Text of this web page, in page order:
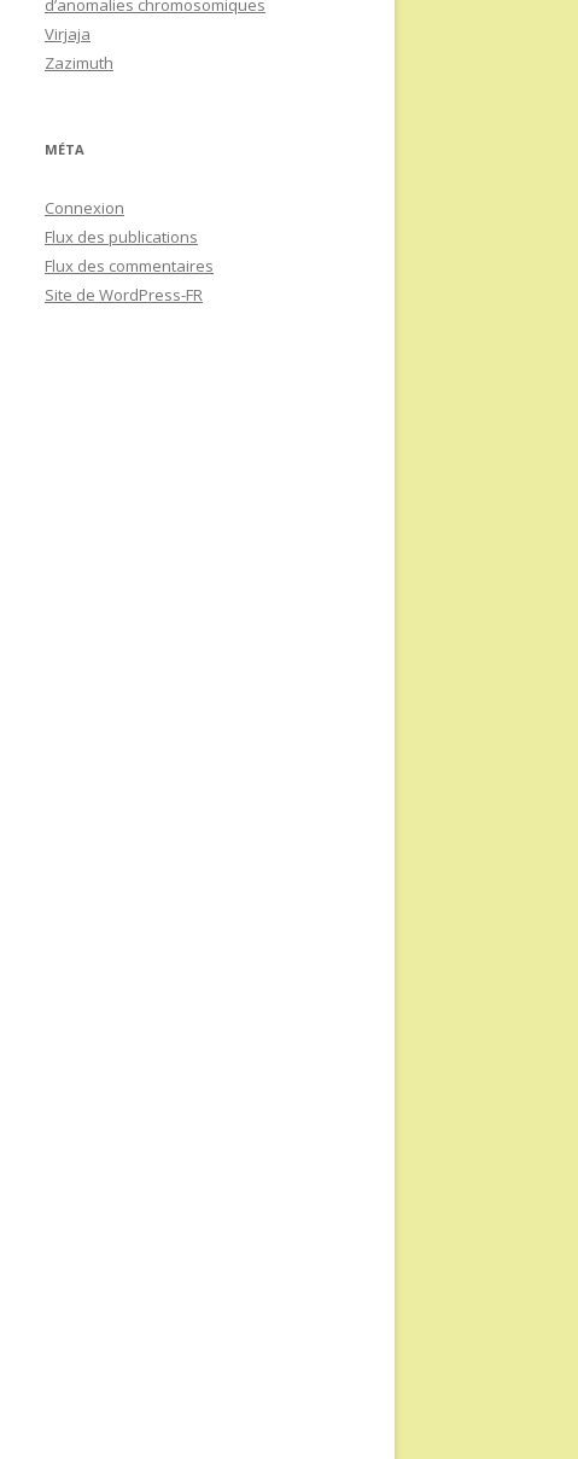
d’anomalies chromosomiques
Virjaja
Zazimuth
MÉTA
Connexion
Flux des publications
Flux des commentaires
Site de WordPress-FR